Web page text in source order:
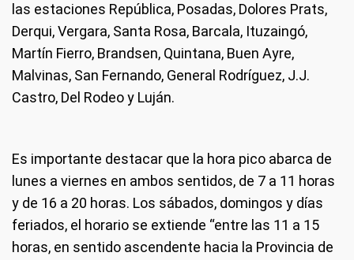
las estaciones República, Posadas, Dolores Prats,
Derqui, Vergara, Santa Rosa, Barcala, Ituzaingó,
Martín Fierro, Brandsen, Quintana, Buen Ayre,
Malvinas, San Fernando, General Rodríguez, J.J.
Castro, Del Rodeo y Luján.
Es importante destacar que la hora pico abarca de
lunes a viernes en ambos sentidos, de 7 a 11 horas
y de 16 a 20 horas. Los sábados, domingos y días
feriados, el horario se extiende “entre las 11 a 15
horas, en sentido ascendente hacia la Provincia de